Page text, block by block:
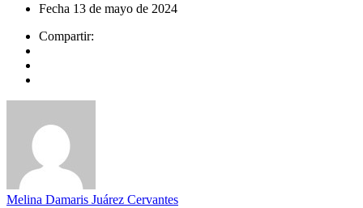
Fecha 13 de mayo de 2024
Compartir:
Melina Damaris Juárez Cervantes